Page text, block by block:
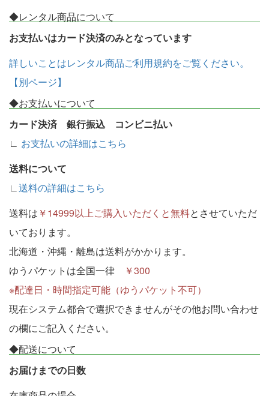
◆レンタル商品について
お支払いはカード決済のみとなっています
詳しいことはレンタル商品ご利用規約をご覧ください。
【別ページ】
◆お支払いについて
カード決済 銀行振込 コンビニ払い
∟ お支払いの詳細はこちら
送料について
∟送料の詳細はこちら
送料は ￥14999以上ご購入いただくと無料とさせていただ
いております。
北海道・沖縄・離島は送料がかかります。
ゆうパケットは全国一律
￥300
※配達日・時間指定可能（ゆうパケット不可）
現在システム都合で選択できませんがその他お問い合わせ
の欄にご記入ください。
◆配送について
お届けまでの日数